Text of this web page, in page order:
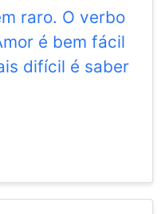
raro. O verbo
é bem fácil
difícil é saber